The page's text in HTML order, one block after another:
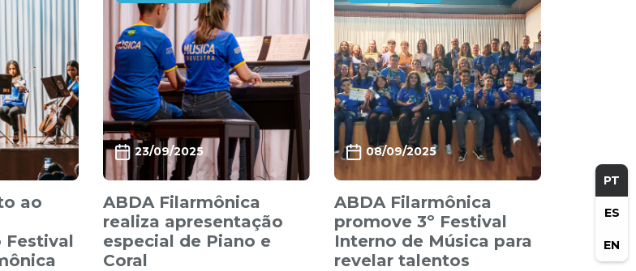
PT
ES
EN
ao
Festival
23/09/2025
ABDA Filarmônica
realiza apresentação
especial de Piano e
Coral
08/09/2025
ABDA Filarmônica
promove 3º Festival
Interno de Música para
revelar talentos